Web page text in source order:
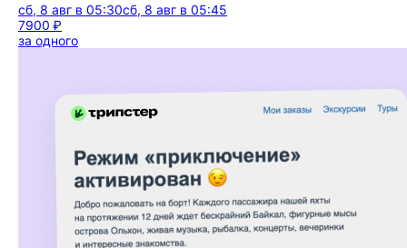
сб, 8 авг в 05:30сб, 8 авг в 05:45
7900 ₽
за одного